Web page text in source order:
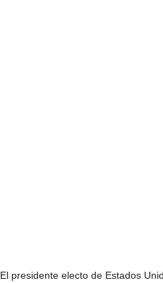
El presidente electo de Estados